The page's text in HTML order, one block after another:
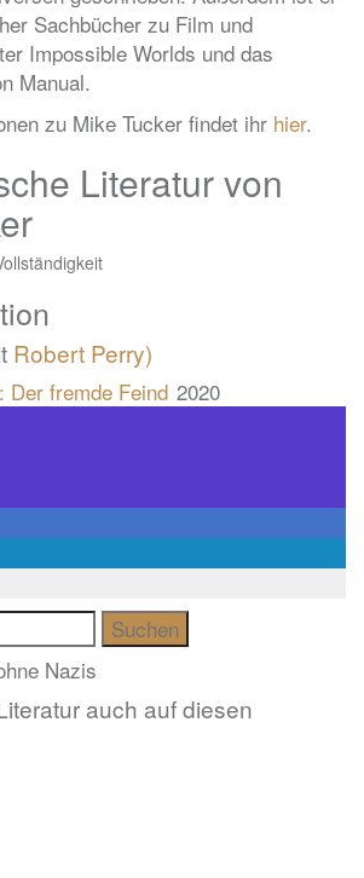
Sachbücher zu Film und
Impossible Worlds und das
Manual.
zu Mike Tucker findet ihr hier.
Literatur von
Robert Perry)
Der fremde Feind 2020
auch auf diesen